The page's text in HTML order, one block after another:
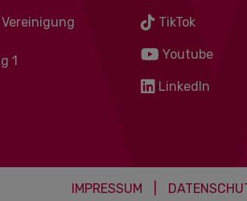
1
TikTok
Youtube
LinkedIn
IMPRESSUM